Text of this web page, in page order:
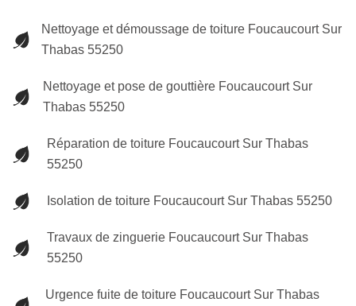
Nettoyage et démoussage de toiture Foucaucourt Sur
Thabas 55250
Nettoyage et pose de gouttière Foucaucourt Sur
Thabas 55250
Réparation de toiture Foucaucourt Sur Thabas
55250
Isolation de toiture Foucaucourt Sur Thabas 55250
Travaux de zinguerie Foucaucourt Sur Thabas
55250
Urgence fuite de toiture Foucaucourt Sur Thabas